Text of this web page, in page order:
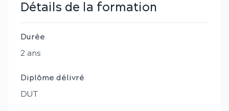
Détails de la formation
Durée
2 ans
Diplôme délivré
DUT